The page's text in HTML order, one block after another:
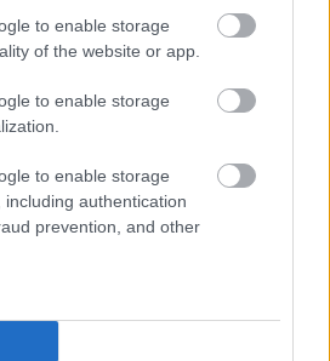
to enable storage
of the website or app.
to enable storage
to enable storage
including authentication
prevention, and other